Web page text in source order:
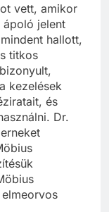
vett, amikor
jelent
hallott,
titkos
kezelések
és
Dr.